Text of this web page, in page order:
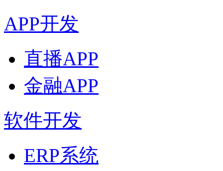
APP开发
直播APP
金融APP
软件开发
ERP系统